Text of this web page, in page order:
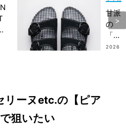
N
憶
甘派
の
「ビ
ルケ
2026
リーヌetc.の【ピア
狙いたい